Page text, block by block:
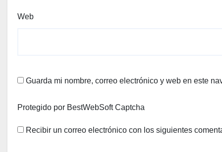
Web
Guarda mi nombre, correo electrónico y web en este
Protegido por BestWebSoft Captcha
Recibir un correo electrónico con los siguientes